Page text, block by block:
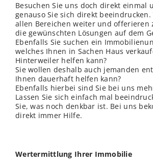
Besuchen Sie uns doch direkt einmal
genauso Sie sich direkt
allen Bereichen weiter und
die gewünschten Lösungen auf dem
Ebenfalls Sie suchen ein
welches Ihnen in Sachen Haus
Hinterweiler helfen kann?
Sie wollen deshalb auch jemanden
Ihnen dauerhaft helfen kann?
Ebenfalls hierbei sind Sie bei uns
Lassen Sie sich einfach mal
Sie, was noch denkbar ist. Bei uns
direkt immer Hilfe.
Wertermittlung Ihrer Immobilie